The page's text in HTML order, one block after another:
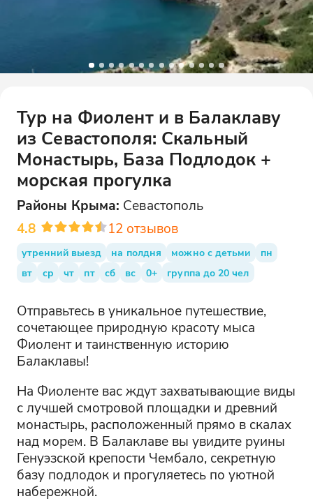
Тур на Фиолент и в Балаклаву
из Севастополя: Скальный
Монастырь, База Подлодок +
морская прогулка
Районы Крыма: Севастополь
4.8
12 отзывов
утренний выезд на полдня можно с детьми
пн
вт
ср чт пт сб вс 0+ группа до 20 чел
Отправьтесь в уникальное путешествие,
сочетающее природную красоту мыса
Фиолент и таинственную историю
Балаклавы!
На Фиоленте вас ждут захватывающие виды
с лучшей смотровой площадки и древний
монастырь, расположенный прямо в скалах
над морем. В Балаклаве вы увидите руины
Генуэзской крепости Чембало, секретную
базу подлодок и прогуляетесь по уютной
набережной.